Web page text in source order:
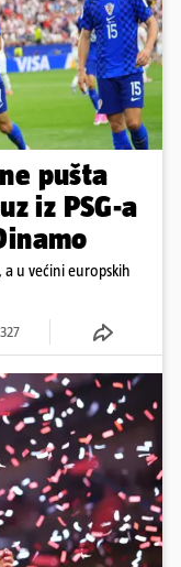
pušta
iz PSG-a
a u većini europskih
327